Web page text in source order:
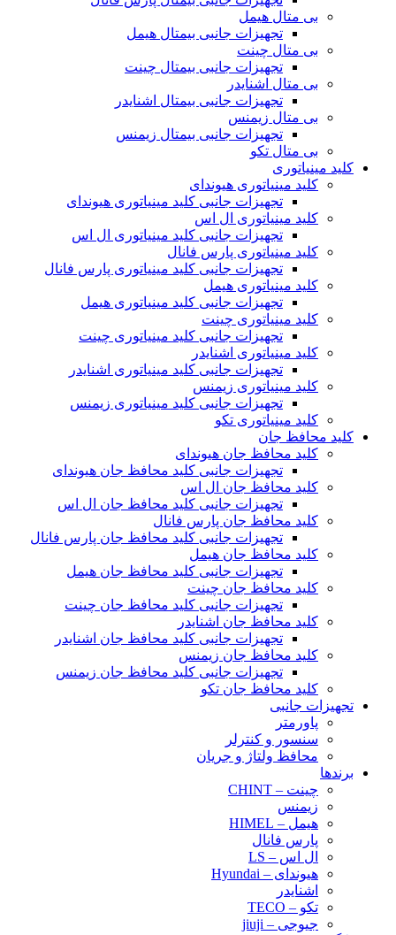
بی متال هیمل
تجهیزات جانبی بیمتال هیمل
بی متال چینت
تجهیزات جانبی بیمتال چینت
بی متال اشنایدر
تجهیزات جانبی بیمتال اشنایدر
بی متال زیمنس
تجهیزات جانبی بیمتال زیمنس
بی متال تکو
کلید مینیاتوری
کلید مینیاتوری هیوندای
تجهیزات جانبی کلید مینیاتوری هیوندای
کلید مینیاتوری ال اس
تجهیزات جانبی کلید مینیاتوری ال اس
کلید مینیاتوری پارس فانال
تجهیزات جانبی کلید مینیاتوری پارس فانال
کلید مینیاتوری هیمل
تجهیزات جانبی کلید مینیاتوری هیمل
کلید مینیاتوری چینت
تجهیزات جانبی کلید مینیاتوری چینت
کلید مینیاتوری اشنایدر
تجهیزات جانبی کلید مینیاتوری اشنایدر
کلید مینیاتوری زیمنس
تجهیزات جانبی کلید مینیاتوری زیمنس
کلید مینیاتوری تکو
کلید محافظ جان
کلید محافظ جان هیوندای
تجهیزات جانبی کلید محافظ جان هیوندای
کلید محافظ جان ال اس
تجهیزات جانبی کلید محافظ جان ال اس
کلید محافظ جان پارس فانال
تجهیزات جانبی کلید محافظ جان پارس فانال
کلید محافظ جان هیمل
تجهیزات جانبی کلید محافظ جان هیمل
کلید محافظ جان چینت
تجهیزات جانبی کلید محافظ جان چینت
کلید محافظ جان اشنایدر
تجهیزات جانبی کلید محافظ جان اشنایدر
کلید محافظ جان زیمنس
تجهیزات جانبی کلید محافظ جان زیمنس
کلید محافظ جان تکو
تجهیزات جانبی
پاورمتر
سنسور و کنترلر
محافظ ولتاژ و‌ جریان
برندها
چینت – CHINT
زیمنس
هیمل – HIMEL
پارس فانال
ال اس – LS
هیوندای – Hyundai
اشنایدر
تکو – TECO
جیوجی – jiuji